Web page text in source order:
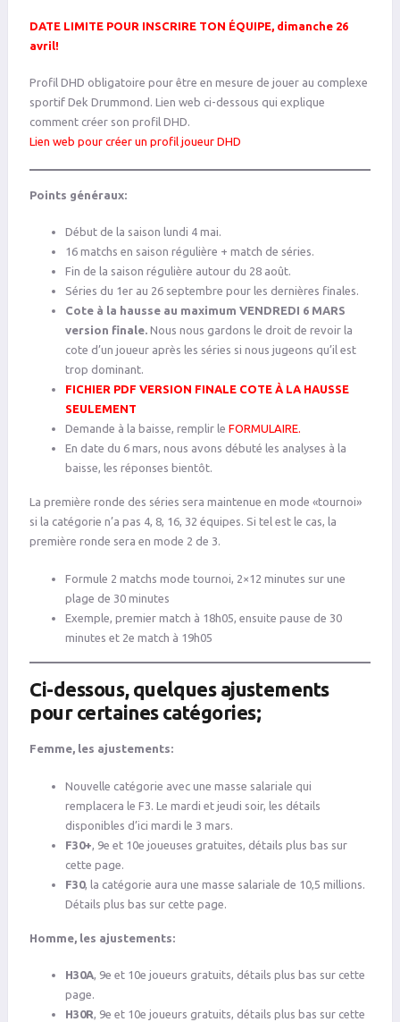
DATE LIMITE POUR INSCRIRE TON ÉQUIPE, dimanche 26
avril!
Profil DHD obligatoire pour être en mesure de jouer au complexe
sportif Dek Drummond. Lien web ci-dessous qui explique
comment créer son profil DHD.
Lien web pour créer un profil joueur DHD
Points généraux:
Début de la saison lundi 4 mai.
16 matchs en saison régulière + match de séries.
Fin de la saison régulière autour du 28 août.
Séries du 1er au 26 septembre pour les dernières finales.
Cote à la hausse au maximum VENDREDI 6 MARS
version finale. Nous nous gardons le droit de revoir la
cote d’un joueur après les séries si nous jugeons qu’il est
trop dominant.
FICHIER PDF VERSION FINALE COTE À LA HAUSSE
SEULEMENT
Demande à la baisse, remplir le FORMULAIRE.
En date du 6 mars, nous avons débuté les analyses à la
baisse, les réponses bientôt.
La première ronde des séries sera maintenue en mode «tournoi»
si la catégorie n’a pas 4, 8, 16, 32 équipes. Si tel est le cas, la
première ronde sera en mode 2 de 3.
Formule 2 matchs mode tournoi, 2×12 minutes sur une
plage de 30 minutes
Exemple, premier match à 18h05, ensuite pause de 30
minutes et 2e match à 19h05
Ci-dessous, quelques ajustements
pour certaines catégories;
Femme, les ajustements:
Nouvelle catégorie avec une masse salariale qui
remplacera le F3. Le mardi et jeudi soir, les détails
disponibles d’ici mardi le 3 mars.
F30+, 9e et 10e joueuses gratuites, détails plus bas sur
cette page.
F30, la catégorie aura une masse salariale de 10,5 millions.
Détails plus bas sur cette page.
Homme, les ajustements:
H30A, 9e et 10e joueurs gratuits, détails plus bas sur cette
page.
H30R, 9e et 10e joueurs gratuits, détails plus bas sur cette